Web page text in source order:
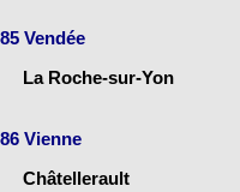
85 Vendée
La Roche-sur-Yon
86 Vienne
Châtellerault